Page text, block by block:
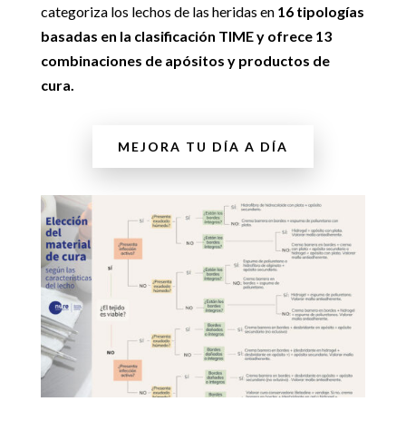
categoriza los lechos de las heridas en 16 tipologías
basadas en la clasificación TIME y ofrece 13
combinaciones de apósitos y productos de
cura.
MEJORA TU DÍA A DÍA